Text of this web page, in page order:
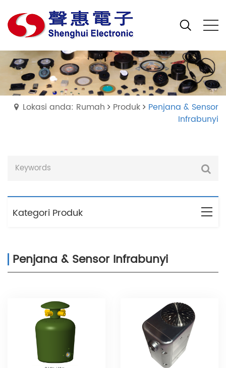
Lokasi anda: Rumah Produk
Penjana & Sensor
Infrabunyi
Kategori Produk
Penjana & Sensor Infrabunyi